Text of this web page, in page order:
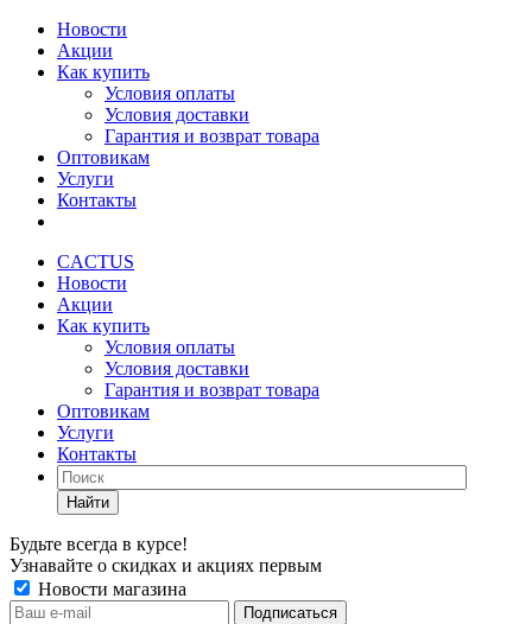
Новости
Акции
Как купить
Условия оплаты
Условия доставки
Гарантия и возврат товара
Оптовикам
Услуги
Контакты
CACTUS
Новости
Акции
Как купить
Условия оплаты
Условия доставки
Гарантия и возврат товара
Оптовикам
Услуги
Контакты
Найти
Будьте всегда в курсе!
Узнавайте о скидках и акциях первым
Новости магазина